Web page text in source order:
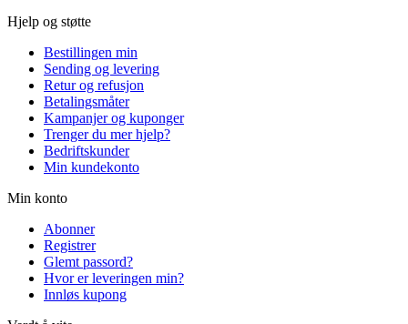
Hjelp og støtte
Bestillingen min
Sending og levering
Retur og refusjon
Betalingsmåter
Kampanjer og kuponger
Trenger du mer hjelp?
Bedriftskunder
Min kundekonto
Min konto
Abonner
Registrer
Glemt passord?
Hvor er leveringen min?
Innløs kupong